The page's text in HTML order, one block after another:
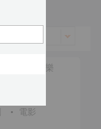
音樂
• 電影